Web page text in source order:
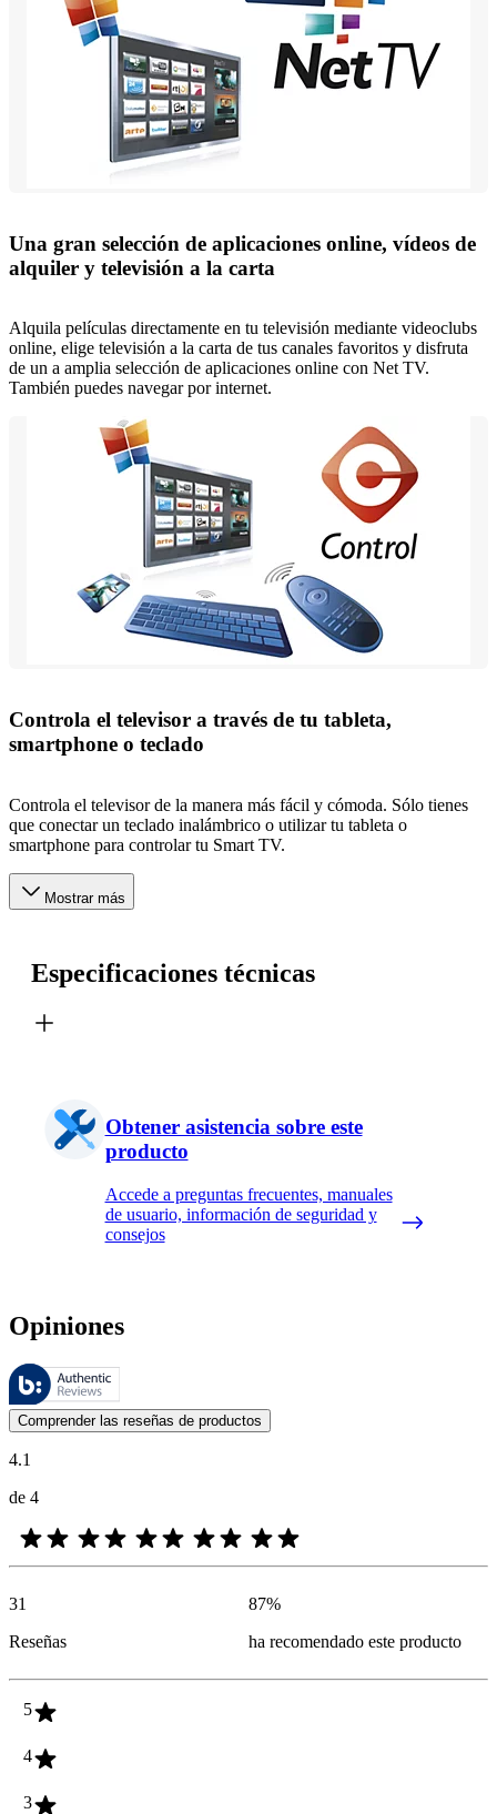
Una gran selección de aplicaciones online, vídeos de
alquiler y televisión a la carta
Alquila películas directamente en tu televisión mediante videoclubs
online, elige televisión a la carta de tus canales favoritos y disfruta
de un a amplia selección de aplicaciones online con Net TV.
También puedes navegar por internet.
Controla el televisor a través de tu tableta,
smartphone o teclado
Controla el televisor de la manera más fácil y cómoda. Sólo tienes
que conectar un teclado inalámbrico o utilizar tu tableta o
smartphone para controlar tu Smart TV.
Mostrar más
Especificaciones técnicas
Obtener asistencia sobre este
producto
Accede a preguntas frecuentes, manuales
de usuario, información de seguridad y
consejos
Opiniones
Estas reseñas las gestiona Bazaarvoice y cumplen con la política de
Las opiniones de los clientes en forma de reseñas de productos y
Comprender las reseñas de productos
4.1
de 4
31
Reseñas
87%
ha recomendado este producto
5
4
3